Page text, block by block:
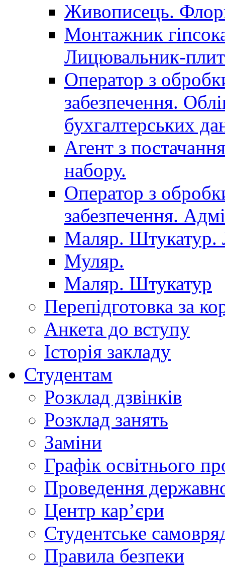
Живописець.
Монтажник
Лицювальник-
Оператор з
забезпечення.
бухгалтерських
Агент з
набору.
Оператор з
забезпечення.
Маляр. Штукатур.
Муляр.
Маляр. Штукатур
Перепідготовка за
Анкета до вступу
Історія закладу
Студентам
Розклад дзвінків
Розклад занять
Заміни
Графік освітнього
Проведення
Центр кар’єри
Студентське
Правила безпеки